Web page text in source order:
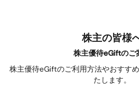
株主の皆様
株主優待eGiftのご
株主優待eGiftのご利用方法やおすす
たします。